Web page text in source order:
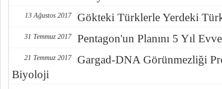
13 Ağustos 2017 Gökteki Türklerle Yerdeki
31 Temmuz 2017 Pentagon'un Planını 5 Yıl
21 Temmuz 2017
Gargad-DNA Görünmezliği
Biyoloji